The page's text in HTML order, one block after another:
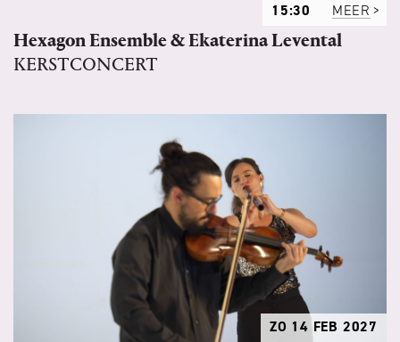
15:30
MEER
Hexagon Ensemble & Ekaterina Levental
KERSTCONCERT
ZO 14 FEB 2027